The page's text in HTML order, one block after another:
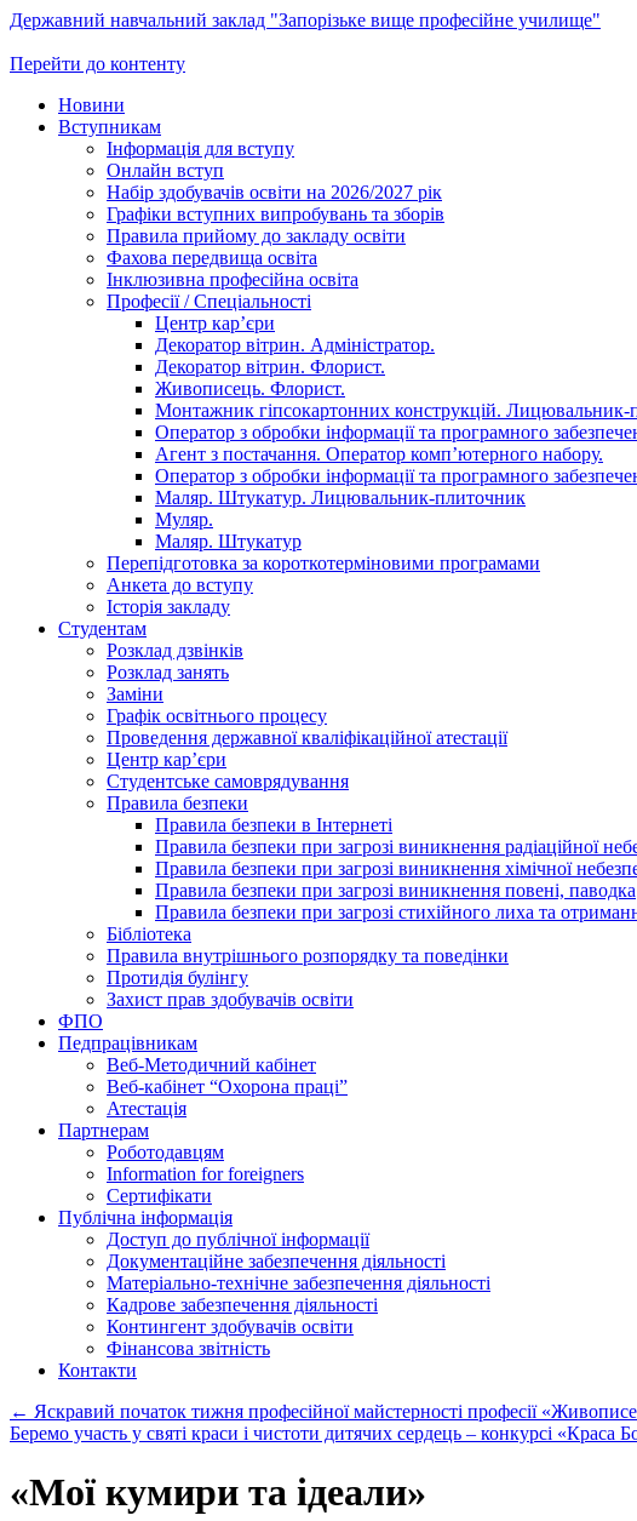
Державний навчальний заклад "Запорізьке вище професійне училище"
Перейти до контенту
Новини
Вступникам
Інформація для вступу
Онлайн вступ
Набір здобувачів освіти на 2026/2027 рік
Графіки вступних випробувань та зборів
Правила прийому до закладу освіти
Фахова передвища освіта
Інклюзивна професійна освіта
Професії / Спеціальності
Центр кар’єри
Декоратор вітрин. Адміністратор.
Декоратор вітрин. Флорист.
Живописець. Флорист.
Монтажник гіпсокартонних конструкцій. Лицювальник-
Оператор з обробки інформації та програмного
Агент з постачання. Оператор комп’ютерного набору.
Оператор з обробки інформації та програмного
Маляр. Штукатур. Лицювальник-плиточник
Муляр.
Маляр. Штукатур
Перепідготовка за короткотерміновими програмами
Анкета до вступу
Історія закладу
Студентам
Розклад дзвінків
Розклад занять
Заміни
Графік освітнього процесу
Проведення державної кваліфікаційної атестації
Центр кар’єри
Студентське самоврядування
Правила безпеки
Правила безпеки в Інтернеті
Правила безпеки при загрозі виникнення радіаційної
Правила безпеки при загрозі виникнення хімічної
Правила безпеки при загрозі виникнення повені, паводка
Правила безпеки при загрозі стихійного лиха та
Бібліотека
Правила внутрішнього розпорядку та поведінки
Протидія булінгу
Захист прав здобувачів освіти
ФПО
Педпрацівникам
Веб-Методичний кабінет
Веб-кабінет “Охорона праці”
Атестація
Партнерам
Роботодавцям
Information for foreigners
Сертифікати
Публічна інформація
Доступ до публічної інформації
Документаційне забезпечення діяльності
Матеріально-технічне забезпечення діяльності
Кадрове забезпечення діяльності
Контингент здобувачів освіти
Фінансова звітність
Контакти
← Яскравий початок тижня професійної майстерності професії
Беремо участь у святі краси і чистоти дитячих сердець – конкурсі «Краса
«Мої кумири та ідеали»